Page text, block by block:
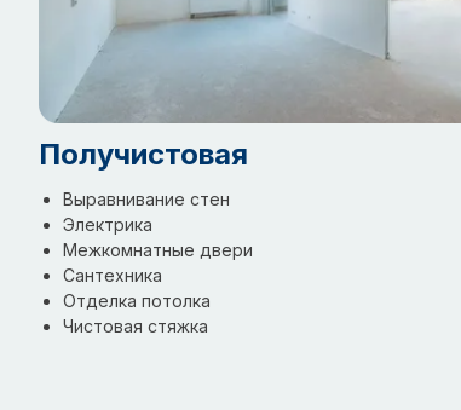
Получистовая
Выравнивание стен
Электрика
Межкомнатные двери
Сантехника
Отделка потолка
Чистовая стяжка